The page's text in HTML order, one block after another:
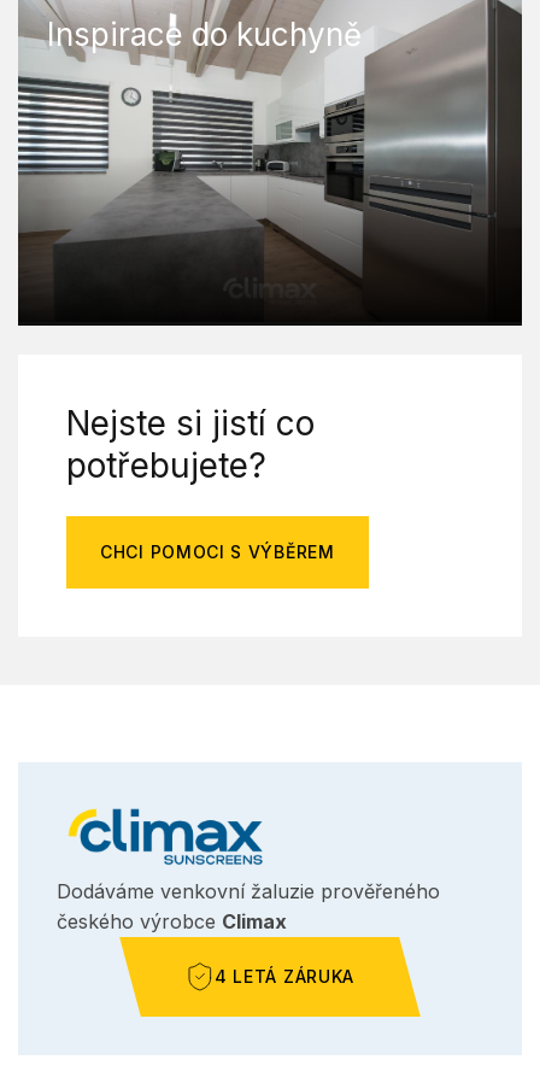
Inspirace do kuchyně
Nejste si jistí co
potřebujete?
CHCI POMOCI S VÝBĚREM
Dodáváme venkovní žaluzie prověřeného
českého výrobce Climax
4 LETÁ ZÁRUKA